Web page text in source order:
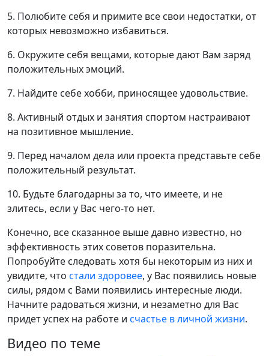
5. Полюбите себя и примите все свои недостатки, от
которых невозможно избавиться.
6. Окружите себя вещами, которые дают Вам заряд
положительных эмоций.
7. Найдите себе хобби, приносящее удовольствие.
8. Активный отдых и занятия спортом настраивают
на позитивное мышление.
9. Перед началом дела или проекта представьте себе
положительный результат.
10. Будьте благодарны за то, что имеете, и не
злитесь, если у Вас чего-то нет.
Конечно, все сказанное выше давно известно, но
эффективность этих советов поразительна.
Попробуйте следовать хотя бы некоторым из них и
увидите, что стали здоровее, у Вас появились новые
силы, рядом с Вами появились интересные люди.
Начните радоваться жизни, и незаметно для Вас
придет успех на работе и счастье в личной жизни.
Видео по теме